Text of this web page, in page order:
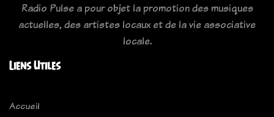
Radio Pulse a pour objet la promotion des musiques
actuelles, des artistes locaux et de la vie associative
locale.
Liens Utiles
Accueil